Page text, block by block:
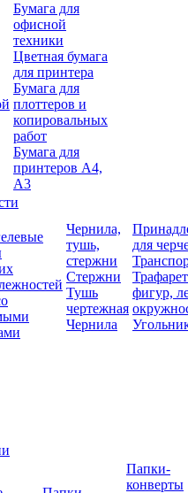
Бумага для
офисной
техники
Цветная бумага
для принтера
Бумага для
плоттеров и
копировальных
работ
Бумага для
принтеров А4,
А3
Чернила,
тушь,
стержни
Стержни
Тушь
чертежная
Чернила
для
фигур,
Папки-
конверты